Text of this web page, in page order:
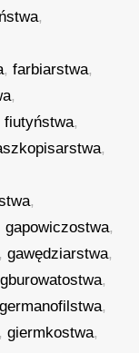
,
,farbiarstwa,
,
fiutyństwa,
,
,
gapowiczostwa,
gawędziarstwa,
gburowatostwa,
germanofilstwa,
giermkostwa,